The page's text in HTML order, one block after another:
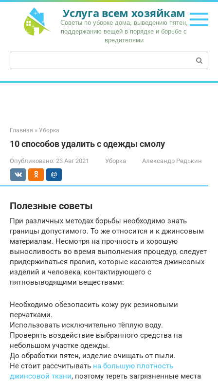
Перейти
контенту
Услуга всем хозяйкам
Советы по уборке дома, выведению пятен,
поддержанию вещей в порядке и борьбе с
вредителями
Поиск:
Главная » Уборка
10 способов удалить с одежды смолу
Опубликовано: 23 Авг 2021 Уборка Александр Редькин
Полезные советы
При различных методах борьбы необходимо знать
границы допустимого. То же относится и к джинсовым
материалам. Несмотря на прочность и хорошую
выносливость во время выполнения процедур, следует
придерживаться правил, которые касаются джинсовых
изделий и человека, контактирующего с
пятновыводящими веществами:
Необходимо обезопасить кожу рук резиновыми
перчатками.
Использовать исключительно тёплую воду.
Проверять воздействие выбранного средства на
небольшом участке одежды.
До обработки пятен, изделие очищать от пыли.
Не стоит рассчитывать на большую плотность
джинсовой ткани, поэтому тереть загрязненные места